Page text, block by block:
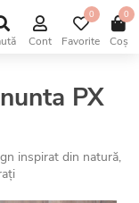
Cont Favorite
0
Coș
0
PX
inspirat din natură,